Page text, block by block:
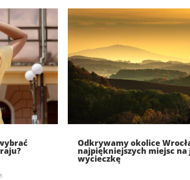
Odkrywamy okolice
najpiękniejszych miejsc
wycieczkę